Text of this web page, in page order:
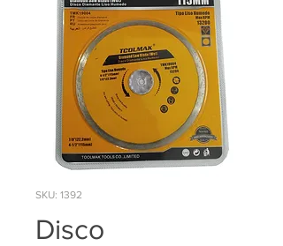
SKU: 1392
Disco